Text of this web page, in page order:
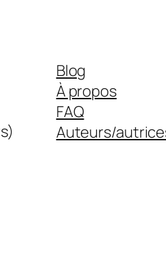
Blog
À propos
FAQ
Auteurs/